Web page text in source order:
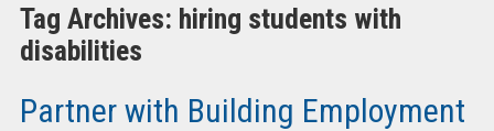
Tag Archives: hiring students with
disabilities
Partner with Building Employment